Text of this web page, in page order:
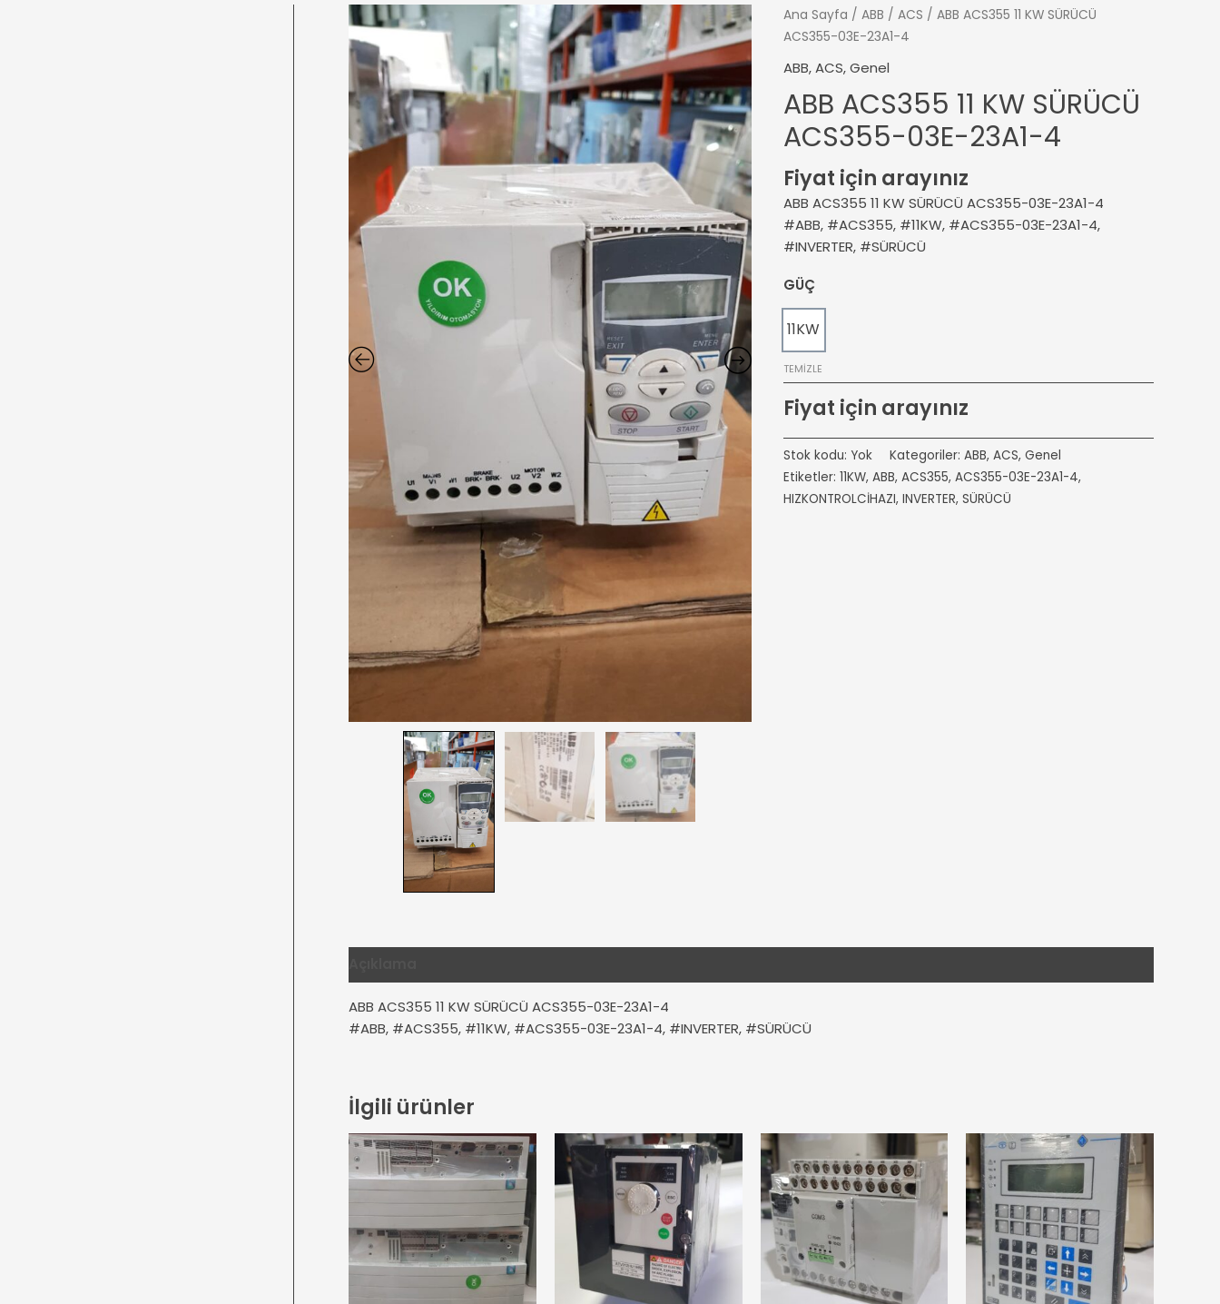
Ana Sayfa / ABB / ACS / ABB ACS355 11 KW SÜRÜCÜ
ACS355-03E-23A1-4
ABB,ACS,Genel
ABB ACS355 11 KW SÜRÜCÜ
ACS355-03E-23A1-4
Fiyat için arayınız
ABB ACS355 11 KW SÜRÜCÜ ACS355-03E-23A1-4
#ABB, #ACS355, #11KW, #ACS355-03E-23A1-4,
#INVERTER, #SÜRÜCÜ
GÜÇ
11KW
TEMIZLE
Fiyat için arayınız
Stok kodu: Yok Kategoriler: ABB, ACS, Genel
Etiketler: 11KW, ABB, ACS355, ACS355-03E-23A1-4,
HIZKONTROLCİHAZI, INVERTER, SÜRÜCÜ
ABB ACS355 11 KW SÜRÜCÜ ACS355-03E-23A1-4
#ABB, #ACS355, #11KW, #ACS355-03E-23A1-4, #INVERTER, #SÜRÜCÜ
İlgili ürünler